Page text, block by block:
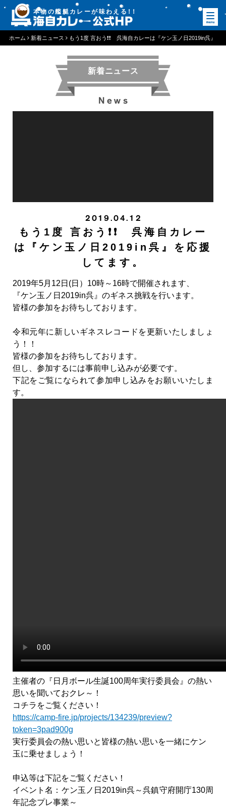
本物の艦艇カレーが味わえる ！！
ホーム 新着ニュース もう1度 言おう❗❗ 呉海自カレーは『ケン玉ノ日2019in呉』
新着ニュース
News
2019.04.12
もう1度 言おう❗❗ 呉海自カレー
は『ケン玉ノ日2019in呉』を応援
してます。
2019年5月12日(日）10時～16時で開催されます、
『ケン玉ノ日2019in呉』のギネス挑戦を行います。
皆様の参加をお待ちしております。
令和元年に新しいギネスレコードを更新いたしましょ
う！！
皆様の参加をお待ちしております。
但し、参加するには事前申し込みが必要です。
下記をご覧になられて参加申し込みをお願いいたしま
す。
主催者の『日月ボール生誕100周年実行委員会』の熱い
思いを聞いておクレ～！
コチラをご覧ください！
https://camp-fire.jp/projects/134239/preview?
token=3pad900g
実行委員会の熱い思いと皆様の熱い思いを一緒にケン
玉に乗せましょう！
申込等は下記をご覧ください！
イベント名：ケン玉ノ日2019in呉～呉鎮守府開庁130周
年記念プレ事業～